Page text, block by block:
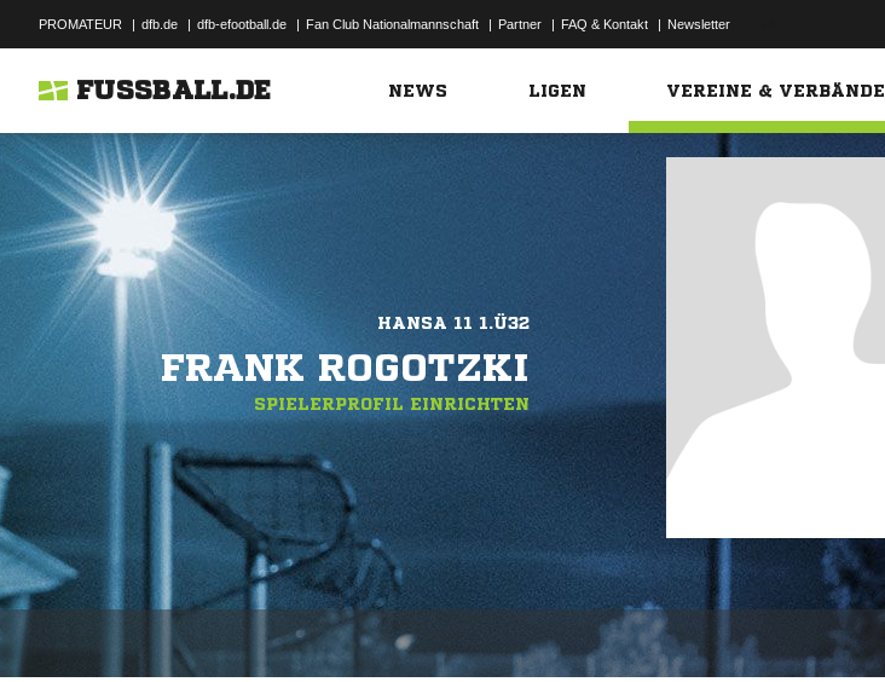
PROMATEUR | dfb.de | dfb-efootball.de | Fan Club Nationalmannschaft | Partner | FAQ & Kontakt | Newsletter
FUSSBALL.DE NEWS LIGEN VEREINE & VERBÄNDE
HANSA 11 1.Ü32
FRANK ROGOTZKI
SPIELERPROFIL EINRICHTEN